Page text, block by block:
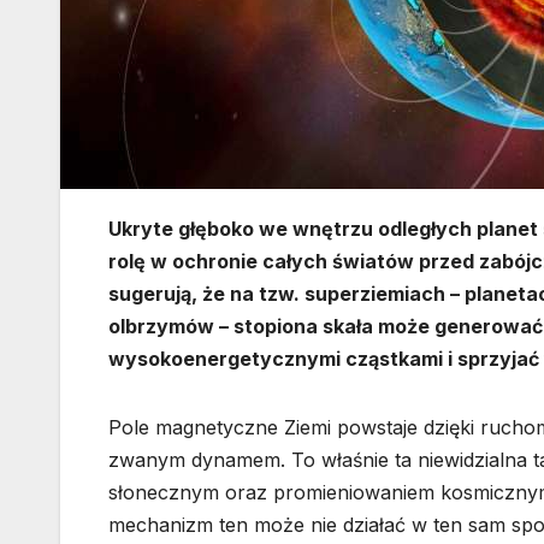
Ukryte głęboko we wnętrzu odległych
rolę w ochronie całych światów przed
sugerują, że na tzw. superziemiach –
olbrzymów – stopiona skała może
wysokoenergetycznymi cząstkami i
Pole magnetyczne Ziemi powstaje dzięki
zwanym dynamem. To właśnie ta
słonecznym oraz promieniowaniem
mechanizm ten może nie działać w ten sam